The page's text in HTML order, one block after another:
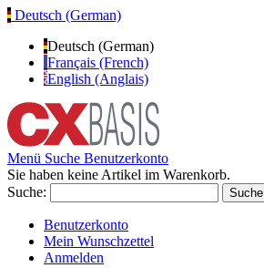
Deutsch (German)
Deutsch (German)
Français (French)
English (Anglais)
Menü Suche Benutzerkonto
Sie haben keine Artikel im Warenkorb.
Suche:
Suche
Benutzerkonto
Mein Wunschzettel
Anmelden